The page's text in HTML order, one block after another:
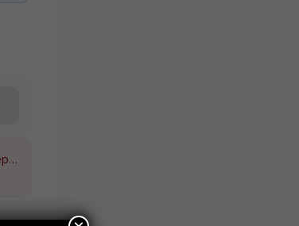
Будьте внимательны. Не переходите по ссылкам, если вам предлагают в личной переписке с дарителем оплаты доставки, брони, предоплаты или установки стороннего приложения, удалите переписку и заблокируйте пользователя. Обо всех таких постах сообщайте